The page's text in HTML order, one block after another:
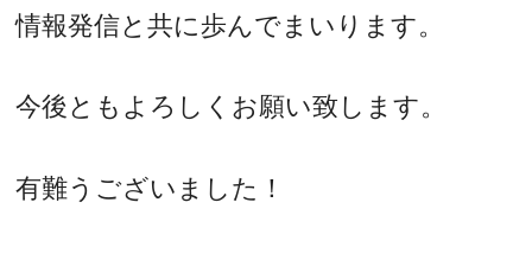
情報発信と共に歩んでまいります。
今後ともよろしくお願い致します。
有難うございました！